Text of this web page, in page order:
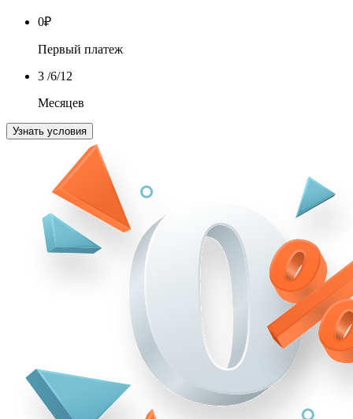
0₽
Первый платеж
3 /6/12
Месяцев
Узнать условия